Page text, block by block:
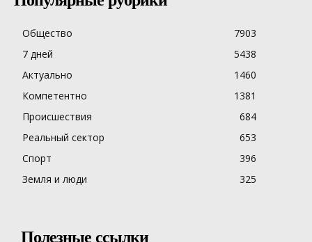
Общество
7903
7 дней
5438
Актуально
1460
Компетентно
1381
Происшествия
684
Реальный сектор
653
Спорт
396
Земля и люди
325
Полезные ссылки